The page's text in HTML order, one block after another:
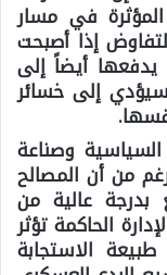
في مسار
إذا أصبحت
أيضاً إلى
سيؤدي إلى خسائر
وصناعة
من أن المصالح
بدرجة عالية من
الحاكمة تؤثر
الاستجابة